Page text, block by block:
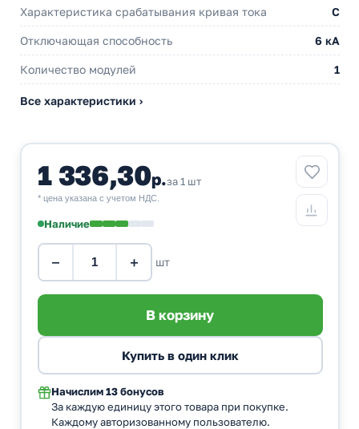
Характеристика срабатывания кривая тока C
Отключающая способность 6 кА
Количество модулей 1
Все характеристики ›
1 336,30р.за 1 шт
* цена указана с учетом НДС.
Наличие
− + шт
Начислим 13 бонусов
За каждую единицу этого товара при покупке.
Каждому авторизованному пользователю.